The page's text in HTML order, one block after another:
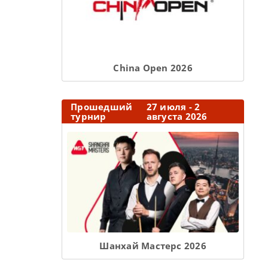
Сhina Open 2026
Прошедший
турнир
27 июля - 2
августа 2026
Шанхай Мастерс 2026